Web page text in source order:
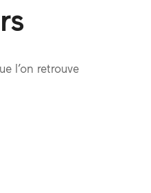
l’on retrouve